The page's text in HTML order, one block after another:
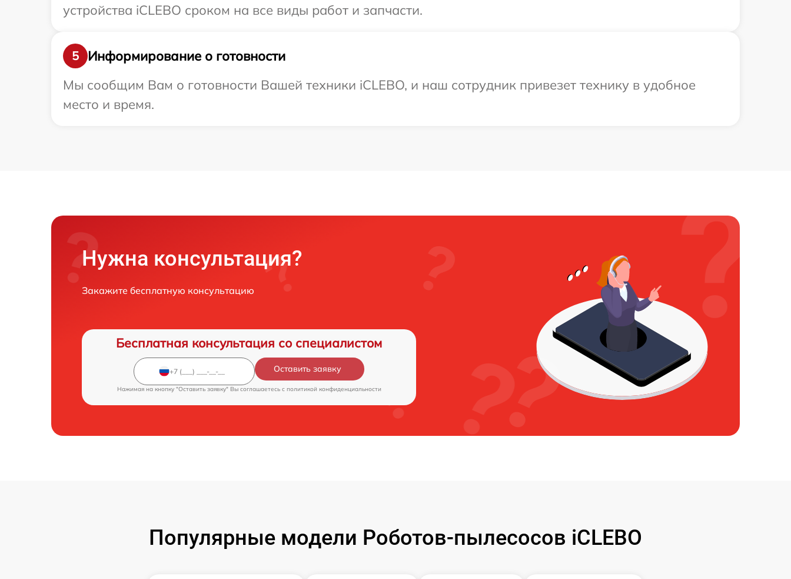
устройства iCLEBO сроком на все виды работ и запчасти.
5
Информирование о готовности
Мы сообщим Вам о готовности Вашей техники iCLEBO, и наш сотрудник привезет технику в удобное
место и время.
Нужна консультация?
Закажите бесплатную консультацию
Бесплатная консультация со специалистом
Оставить заявку
Нажимая на кнопку "Оставить заявку" Вы соглашаетесь c политикой конфиденциальности
Популярные модели Роботов-пылесосов iCLEBO